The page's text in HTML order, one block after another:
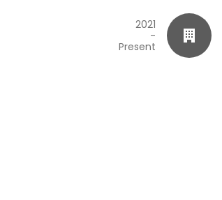
2021
-
Present